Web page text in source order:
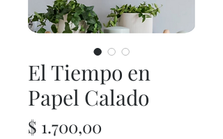
El Tiempo en
Papel Calado
$ 1.700,00